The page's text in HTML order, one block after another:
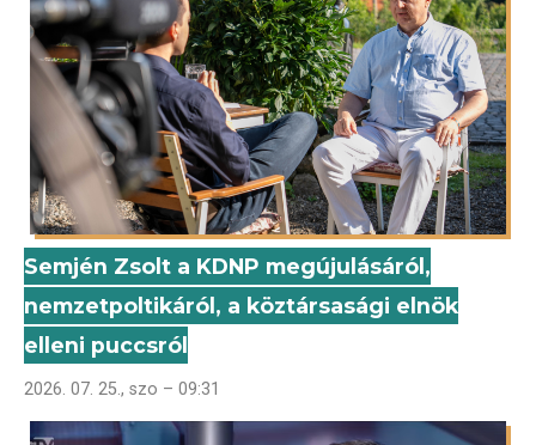
Semjén Zsolt a KDNP megújulásáról,
nemzetpoltikáról, a köztársasági elnök
elleni puccsról
2026. 07. 25., szo – 09:31